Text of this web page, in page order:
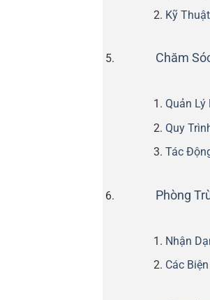
Kỹ
Chăm
Quản Lý
Quy
Tác
Phòng
Nhận
Các